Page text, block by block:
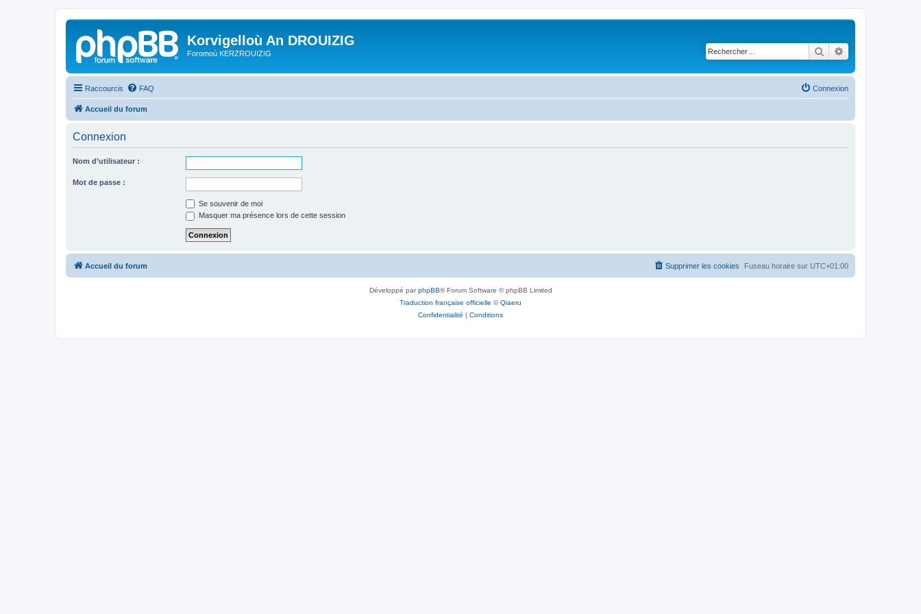
Korvigelloù An DROUIZIG
Foromoù KERZROUIZIG Rechercher
Raccourcis FAQ Connexion
Accueil du forum
Connexion
Nom d’utilisateur :
Mot de passe :
Se souvenir de moi
Masquer ma présence lors de cette session
Accueil du forum Fuseau horaire sur UTC+01:00
Supprimer les cookies
Développé parphpBB® Forum Software © phpBB Limited
Traduction française officielle ©Qiaeru
Confidentialité | Conditions